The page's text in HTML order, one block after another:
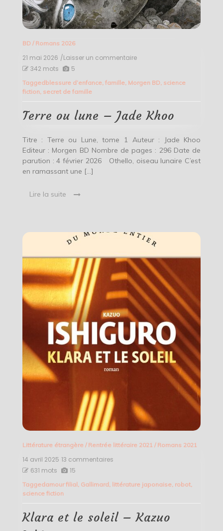
BD/ Romans 2026
21 mai 2026 /Laisser un commentaireon
lune
Khoo
342 mots 5
Taggedblessure d’enfance, famille, Morgen BD, science
fiction, secret de famille
Terre ou lune – Jade Khoo
Titre : Terre ou Lune, tome 1 Auteur : Jade Khoo
Editeur : Morgen BD Nombre de pages : 296 Date de
parution : 4 février 2026 Othello, oiseau lunaire C’est
en ramassant une […]
Lire la suite
Littérature étrangère/ Rentrée littéraire 2021 / Romans 2021
14 avril 2025 13 commentaires
le
Kazuo
Ishiguro
631 mots 15
Taggedamour filial Gallimard littérature japonaise, robot,
science fiction
Klara et le soleil – Kazuo